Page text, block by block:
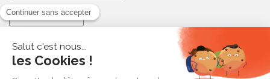
Guides & aide
Ressources & inspirations